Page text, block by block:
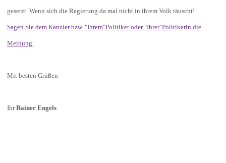
gesetzt. Wenn sich die Regierung da mal nicht in ihrem Volk täuscht!
Sagen Sie dem Kanzler bzw. "Ihrem"Politiker oder "Ihrer"Politikerin die
Meinung.
Mit besten Grüßen
IhrRainer Engels